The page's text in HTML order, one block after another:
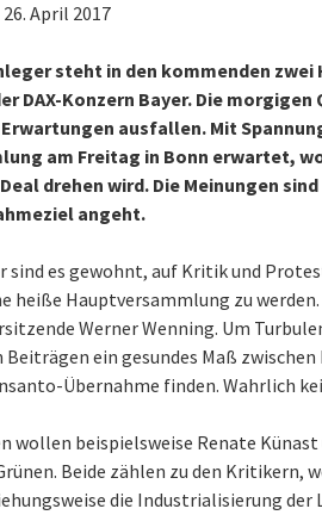
26. April 2017
steht in den kommenden
DAX-Konzern Bayer. Die
ausfallen. Mit
am Freitag in Bonn erwartet,
drehen wird. Die Meinungen
angeht.
sind es gewohnt, auf Kritik und
heiße Hauptversammlung zu
Werner Wenning. Um
Beiträgen ein gesundes Maß
Übernahme finden. Wahrlich
wollen beispielsweise Renate
Beide zählen zu den Kritikern,
die Industrialisierung der